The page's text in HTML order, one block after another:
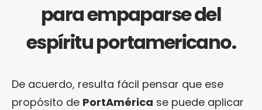
para empaparse del
espíritu portamericano.
De acuerdo, resulta fácil pensar que ese
propósito de PortAmérica se puede aplicar